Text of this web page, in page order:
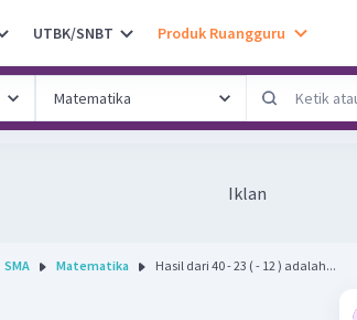
UTBK/SNBT Produk Ruangguru
Iklan
SMA Matematika Hasil dari 40 - 23 ( - 12 ) adalah...